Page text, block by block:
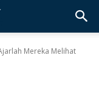
Mereka Melihat